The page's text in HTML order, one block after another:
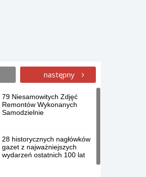
następny
79 Niesamowitych Zdjęć
Remontów Wykonanych
Samodzielnie
28 historycznych nagłówków
gazet z najważniejszych
wydarzeń ostatnich 100 lat